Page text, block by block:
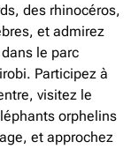
des rhinocéros,
et admirez
le parc
Participez à
visitez le
orphelins
et approchez